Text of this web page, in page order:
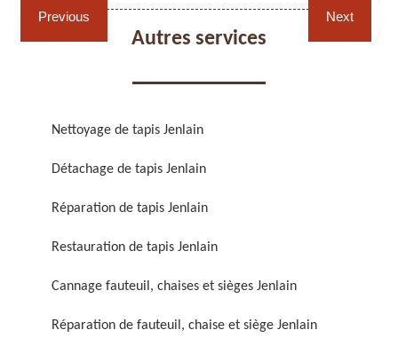
chaises et sièges 59
et sièges 59
Réparation de fauteuil,
Previous Next
Autres services
Nettoyage de tapis Jenlain
Détachage de tapis Jenlain
Réparation de tapis Jenlain
Restauration de tapis Jenlain
Cannage fauteuil, chaises et sièges Jenlain
Réparation de fauteuil, chaise et siège Jenlain